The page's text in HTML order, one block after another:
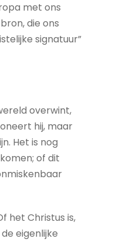
met ons
die ons
signatuur”
overwint,
hij, maar
Het is nog
of dit
het Christus is,
eigenlijke